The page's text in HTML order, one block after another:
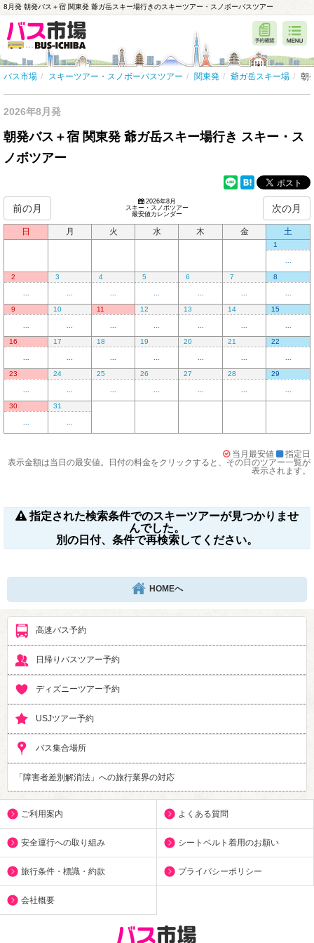
8月発 朝発バス＋宿 関東発 爺ガ岳スキー場行きのスキーツアー・スノボーバスツアー
バス市場 スキーツアー・スノボーバスツアー 関東発 爺ガ岳スキー場 朝
2026年8月発
朝発バス＋宿 関東発 爺ガ岳スキー場行き スキー・ス
ノボツアー
前の月
2026年8月
スキー・スノボツアー
最安値カレンダー
次の月
日 月 火 水 木 金 土
1
2 3 4 5 6 7 8
9 10 11 12 13 14 15
16 17 18 19 20 21 22
23 24 25 26 27 28 29
30 31
当月最安値
指定日
表示金額は当日の最安値。日付の料金をクリックすると、その日のツアー一覧が
表示されます。
指定された検索条件でのスキーツアーが見つかりませ
んでした。
別の日付、条件で再検索してください。
HOMEへ
高速バス予約
日帰りバスツアー予約
ディズニーツアー予約
USJツアー予約
バス集合場所
「障害者差別解消法」への旅行業界の対応
ご利用案内 よくある質問
安全運行への取り組み シートベルト着用のお願い
旅行条件・標識・約款 プライバシーポリシー
会社概要